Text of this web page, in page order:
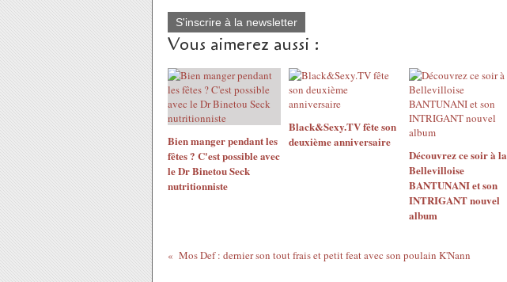
S'inscrire à la newsletter
Vous aimerez aussi :
Bien manger pendant les
fêtes ? C'est possible avec
le Dr Binetou Seck
nutritionniste
Black&Sexy.TV fête son
deuxième anniversaire
Découvrez ce soir à la
Bellevilloise
BANTUNANI et son
INTRIGANT nouvel
album
Mos Def : dernier son tout frais et petit feat avec son poulain K'Nann